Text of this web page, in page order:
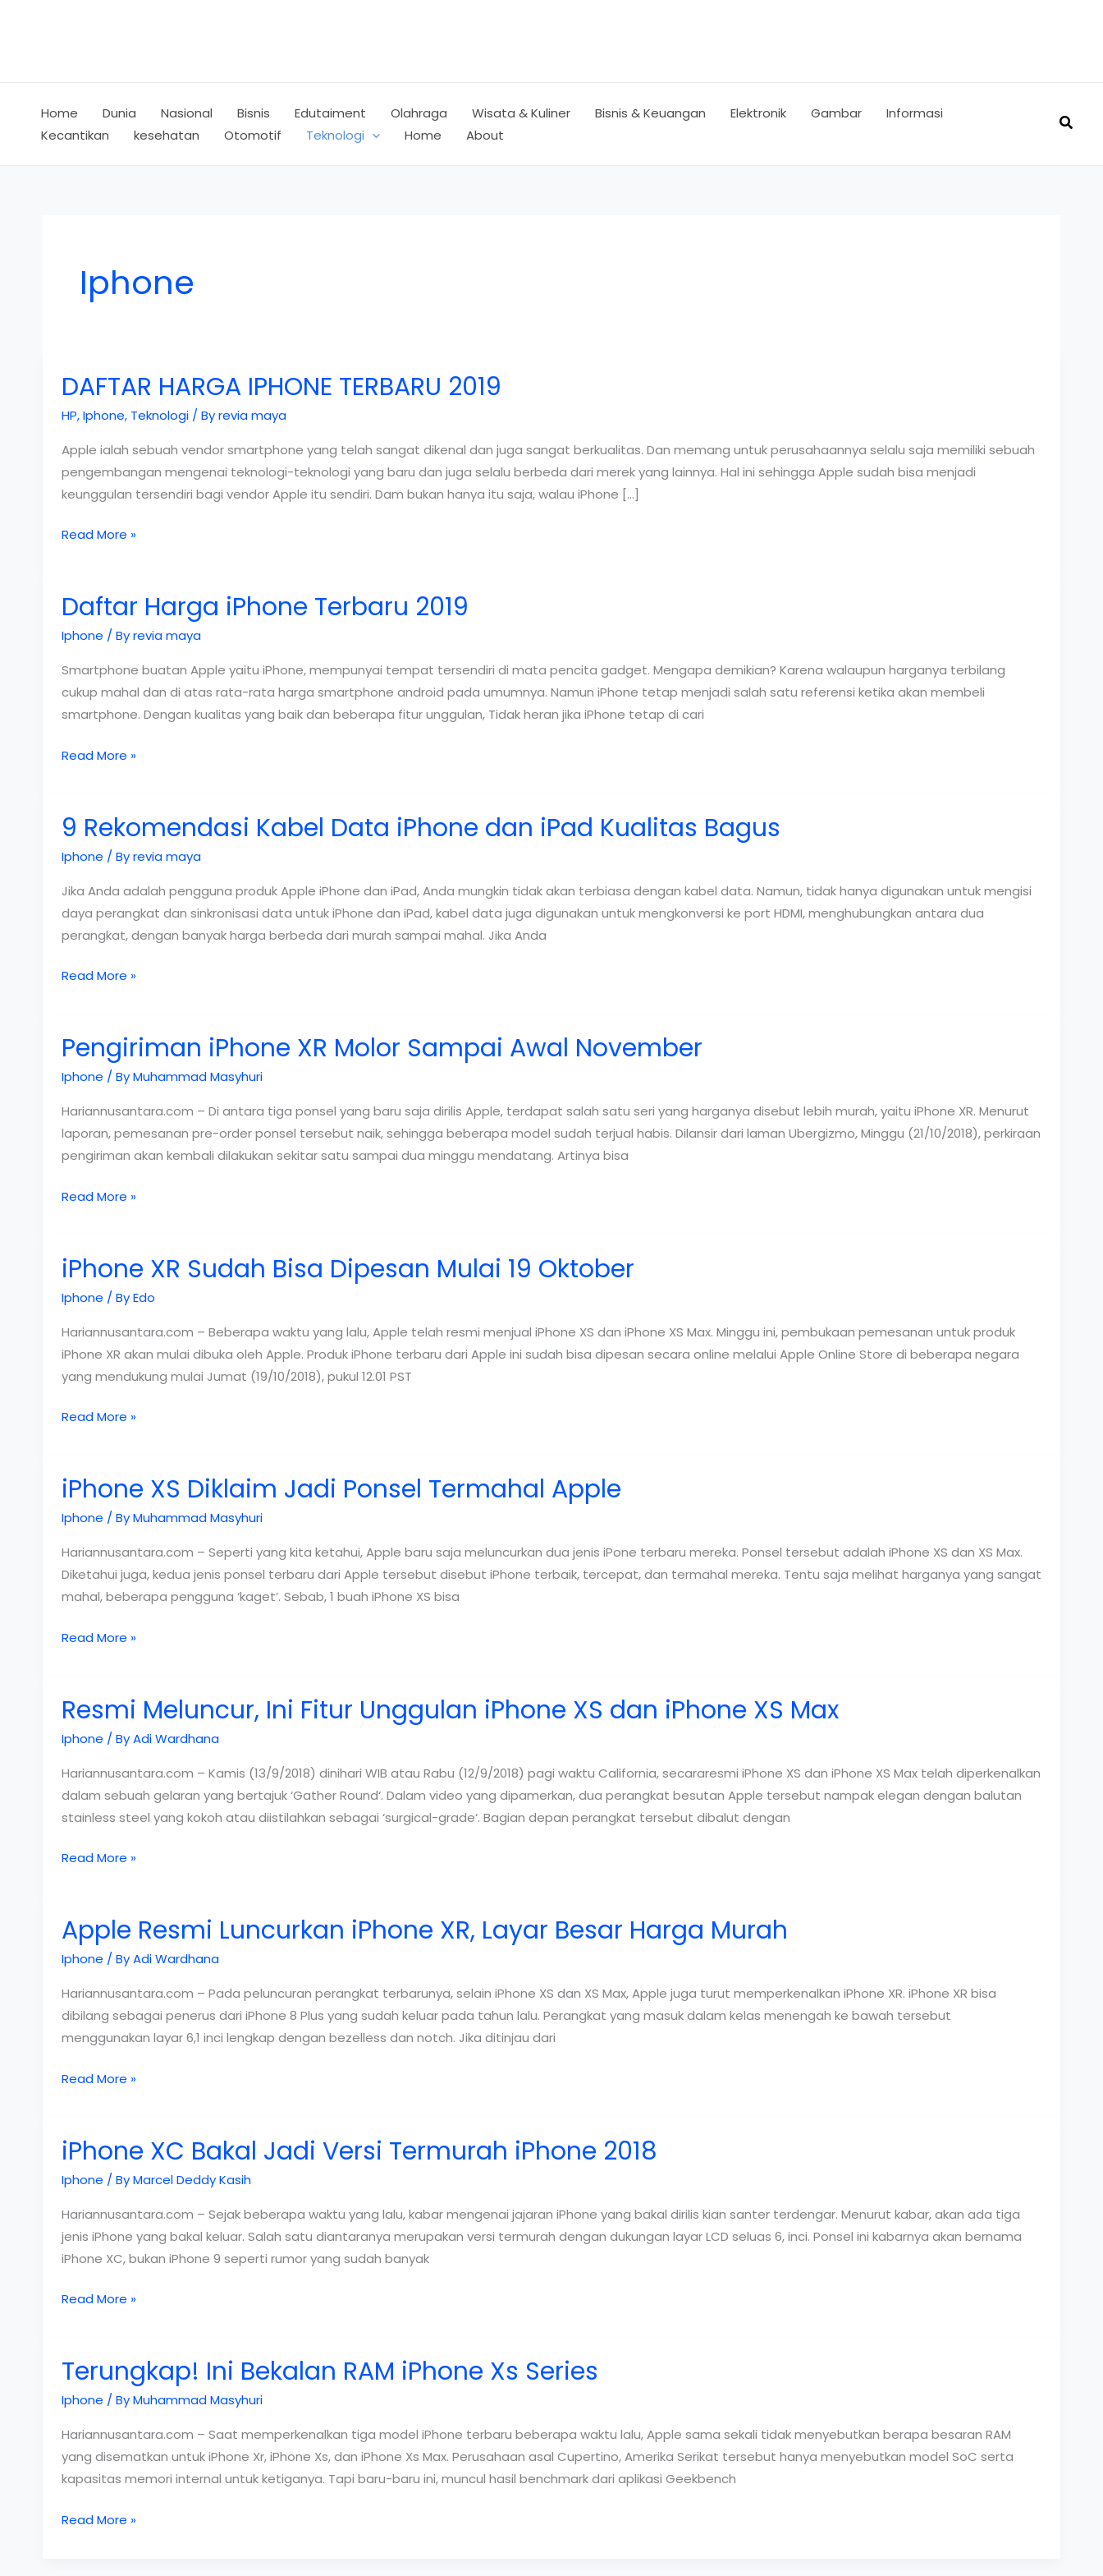
Home Dunia Nasional Bisnis Edutaiment Olahraga Wisata & Kuliner Bisnis & Keuangan Elektronik Gambar
Informasi
Kecantikan
kesehatan Otomotif Teknologi Home About
Iphone
DAFTAR HARGA IPHONE TERBARU 2019
HP,Iphone, Teknologi/ Byrevia maya
Apple ialah sebuah vendor smartphone yang telah sangat dikenal dan juga sangat berkualitas. Dan memang untuk perusahaannya selalu saja memiliki sebuah
pengembangan mengenai teknologi-teknologi yang baru dan juga selalu berbeda dari merek yang lainnya. Hal ini sehingga Apple sudah bisa menjadi
keunggulan tersendiri bagi vendor Apple itu sendiri. Dam bukan hanya itu saja, walau iPhone […]
DAFTAR
TERBARU
Read More »
Daftar Harga iPhone Terbaru 2019
Iphone / Byrevia maya
Smartphone buatan Apple yaitu iPhone, mempunyai tempat tersendiri di mata pencita gadget. Mengapa demikian? Karena walaupun harganya terbilang
cukup mahal dan di atas rata-rata harga smartphone android pada umumnya. Namun iPhone tetap menjadi salah satu referensi ketika akan membeli
smartphone. Dengan kualitas yang baik dan beberapa fitur unggulan, Tidak heran jika iPhone tetap di cari
Daftar
Terbaru
Read More »
9 Rekomendasi Kabel Data iPhone dan iPad Kualitas Bagus
Iphone / Byrevia maya
Jika Anda adalah pengguna produk Apple iPhone dan iPad, Anda mungkin tidak akan terbiasa dengan kabel data. Namun, tidak hanya digunakan untuk mengisi
daya perangkat dan sinkronisasi data untuk iPhone dan iPad, kabel data juga digunakan untuk mengkonversi ke port HDMI, menghubungkan antara dua
perangkat, dengan banyak harga berbeda dari murah sampai mahal. Jika Anda
9
Data
dan
iPad
Kualitas
Bagus
Read More »
Pengiriman iPhone XR Molor Sampai Awal November
Iphone / ByMuhammad Masyhuri
Hariannusantara.com – Di antara tiga ponsel yang baru saja dirilis Apple, terdapat salah satu seri yang harganya disebut lebih murah, yaitu iPhone XR. Menurut
laporan, pemesanan pre-order ponsel tersebut naik, sehingga beberapa model sudah terjual habis. Dilansir dari laman Ubergizmo, Minggu (21/10/2018), perkiraan
pengiriman akan kembali dilakukan sekitar satu sampai dua minggu mendatang. Artinya bisa
Pengiriman
Molor
Awal
November
Read More »
iPhone XR Sudah Bisa Dipesan Mulai 19 Oktober
Iphone / ByEdo
Hariannusantara.com – Beberapa waktu yang lalu, Apple telah resmi menjual iPhone XS dan iPhone XS Max. Minggu ini, pembukaan pemesanan untuk produk
iPhone XR akan mulai dibuka oleh Apple. Produk iPhone terbaru dari Apple ini sudah bisa dipesan secara online melalui Apple Online Store di beberapa negara
yang mendukung mulai Jumat (19/10/2018), pukul 12.01 PST
iPhone
Bisa
Mulai
19
Oktober
Read More »
iPhone XS Diklaim Jadi Ponsel Termahal Apple
Iphone / ByMuhammad Masyhuri
Hariannusantara.com – Seperti yang kita ketahui, Apple baru saja meluncurkan dua jenis iPone terbaru mereka. Ponsel tersebut adalah iPhone XS dan XS Max.
Diketahui juga, kedua jenis ponsel terbaru dari Apple tersebut disebut iPhone terbaik, tercepat, dan termahal mereka. Tentu saja melihat harganya yang sangat
mahal, beberapa pengguna ‘kaget’. Sebab, 1 buah iPhone XS bisa
iPhone
Jadi
Termahal
Apple
Read More »
Resmi Meluncur, Ini Fitur Unggulan iPhone XS dan iPhone XS Max
Iphone / ByAdi Wardhana
Hariannusantara.com – Kamis (13/9/2018) dinihari WIB atau Rabu (12/9/2018) pagi waktu California, secararesmi iPhone XS dan iPhone XS Max telah diperkenalkan
dalam sebuah gelaran yang bertajuk ‘Gather Round‘. Dalam video yang dipamerkan, dua perangkat besutan Apple tersebut nampak elegan dengan balutan
stainless steel yang kokoh atau diistilahkan sebagai ‘surgical-grade‘. Bagian depan perangkat tersebut dibalut dengan
Resmi
Fitur
Unggulan
iPhone
XS
dan
iPhone
Max
Read More »
Apple Resmi Luncurkan iPhone XR, Layar Besar Harga Murah
Iphone / ByAdi Wardhana
Hariannusantara.com – Pada peluncuran perangkat terbarunya, selain iPhone XS dan XS Max, Apple juga turut memperkenalkan iPhone XR. iPhone XR bisa
dibilang sebagai penerus dari iPhone 8 Plus yang sudah keluar pada tahun lalu. Perangkat yang masuk dalam kelas menengah ke bawah tersebut
menggunakan layar 6,1 inci lengkap dengan bezelless dan notch. Jika ditinjau dari
Apple
iPhone
Layar
Besar
Harga
Murah
Read More »
iPhone XC Bakal Jadi Versi Termurah iPhone 2018
Iphone / ByMarcel Deddy Kasih
Hariannusantara.com – Sejak beberapa waktu yang lalu, kabar mengenai jajaran iPhone yang bakal dirilis kian santer terdengar. Menurut kabar, akan ada tiga
jenis iPhone yang bakal keluar. Salah satu diantaranya merupakan versi termurah dengan dukungan layar LCD seluas 6, inci. Ponsel ini kabarnya akan bernama
iPhone XC, bukan iPhone 9 seperti rumor yang sudah banyak
iPhone
Jadi
Termurah
iPhone
2018
Read More »
Terungkap! Ini Bekalan RAM iPhone Xs Series
Iphone / ByMuhammad Masyhuri
Hariannusantara.com – Saat memperkenalkan tiga model iPhone terbaru beberapa waktu lalu, Apple sama sekali tidak menyebutkan berapa besaran RAM
yang disematkan untuk iPhone Xr, iPhone Xs, dan iPhone Xs Max. Perusahaan asal Cupertino, Amerika Serikat tersebut hanya menyebutkan model SoC serta
kapasitas memori internal untuk ketiganya. Tapi baru-baru ini, muncul hasil benchmark dari aplikasi Geekbench
Terungkap!
Read More »